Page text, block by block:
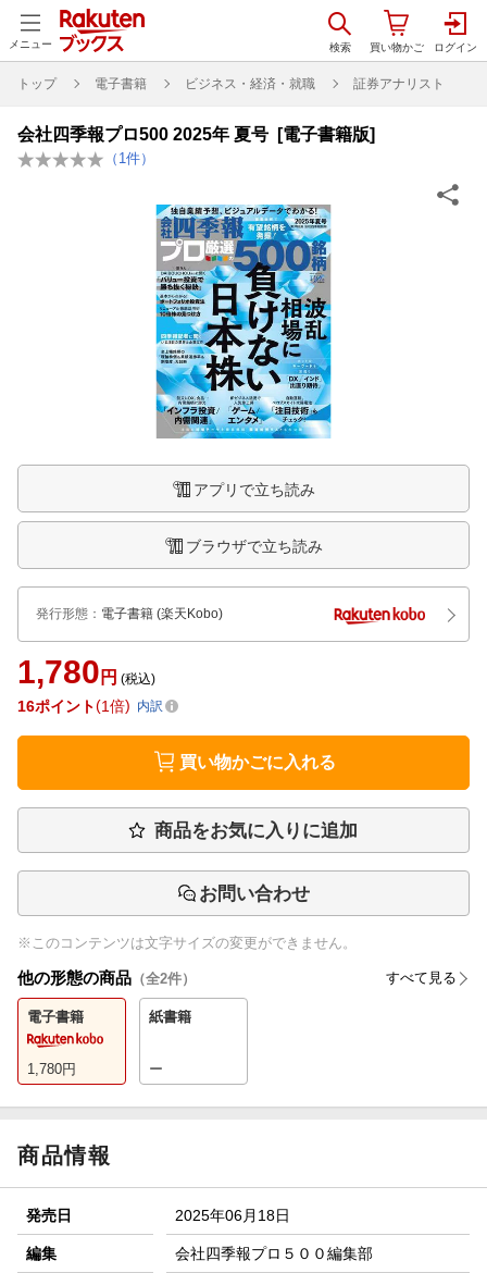
メニュー
トップ 電子書籍 ビジネス・経済・就職 証券アナリスト
会社四季報プロ500 2025年 夏号 [電子書籍版]
（ 1件）
アプリで立ち読み
ブラウザで立ち読み
発行形態 ： 電子書籍 (楽天Kobo)
1,780 円 (税込)
16ポイント 1倍 内訳
買い物かごに入れる
商品をお気に入りに追加
お問い合わせ
※このコンテンツは文字サイズの変更ができません。
他の形態の商品 （全2件） すべて見る
電子書籍
1,780円
紙書籍
ー
商品情報
発売日 2025年06月18日
編集 会社四季報プロ５００編集部